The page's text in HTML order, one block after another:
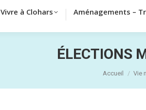
Vivre à Clohars Aménagements –
ÉLECTIONS
Vous êtes ici :
Accueil Vie